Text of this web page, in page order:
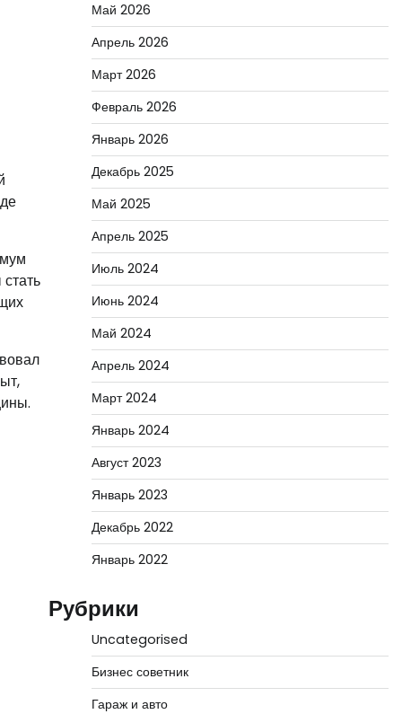
Май 2026
Апрель 2026
Март 2026
Февраль 2026
Январь 2026
Декабрь 2025
Май 2025
Апрель 2025
Июль 2024
Июнь 2024
Май 2024
Апрель 2024
Март 2024
Январь 2024
Август 2023
Январь 2023
Декабрь 2022
Январь 2022
Рубрики
Uncategorised
Бизнес советник
Гараж и авто